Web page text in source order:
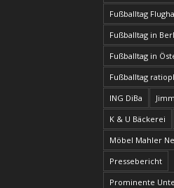
Fußballtag
Fußballtag in
Fußballtag in
Fußballtag
ING DiBa
K & U Bäckerei
Möbel Mahler
Pressebericht
Prominente